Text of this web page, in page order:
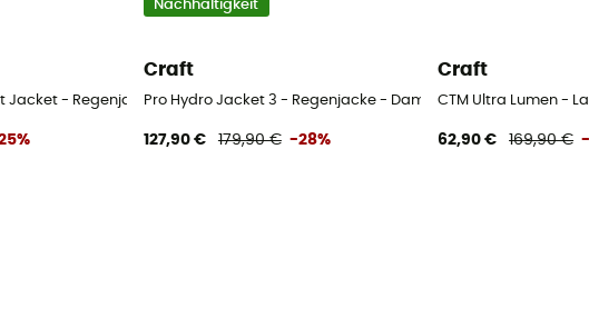
Jacket - Regenjacke - Damen
Nachhaltigkeit
Craft
Pro Hydro Jacket 3 - Regenjacke - Damen
127,90 € 179,90 € -28%
Craft
CTM Ultra Lumen -
62,90 € 169,90 €